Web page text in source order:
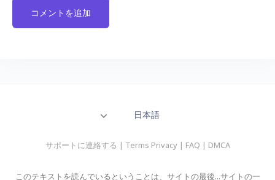
日本語
サポートに連絡する | Terms Privacy| FAQ | DMCA
このテキストを読んでいるということは、サイトの最後...サイトの一